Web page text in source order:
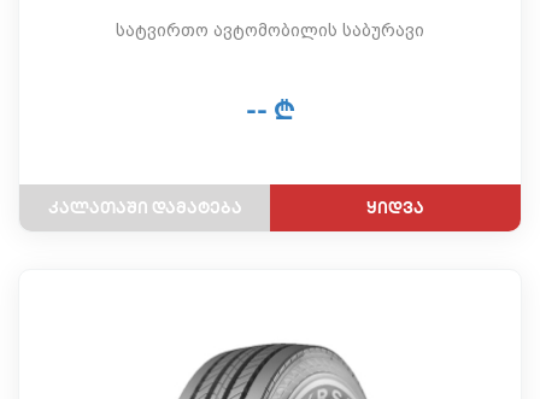
სატვირთო ავტომობილის საბურავი
-- ₾
ყიდვა